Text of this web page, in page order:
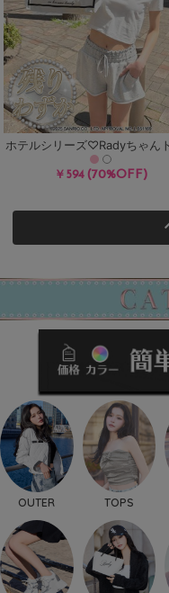
ホテルシリーズ♡Radyちゃん
￥594(70%OFF)
OUTER TOPS